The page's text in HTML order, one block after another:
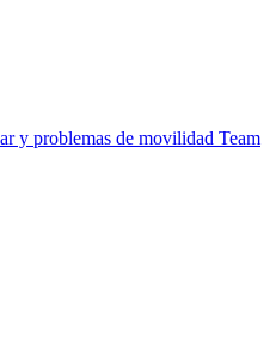
y problemas de movilidad Team